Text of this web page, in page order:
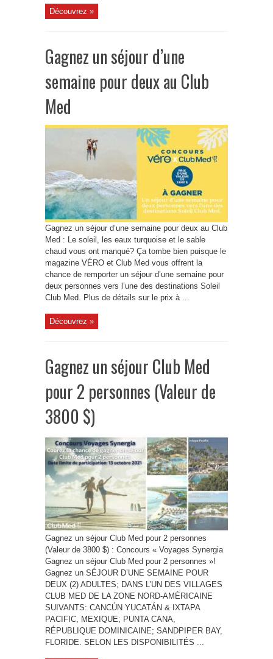
Découvrez »
Gagnez un séjour d’une
semaine pour deux au Club
Med
Gagnez un séjour d’une semaine pour deux au Club
Med : Le soleil, les eaux turquoise et le sable
chaud vous ont manqué? Ça tombe bien puisque le
magazine VÉRO et Club Med vous offrent la
chance de remporter un séjour d’une semaine pour
deux personnes vers l’une des destinations Soleil
Club Med. Plus de détails sur le prix à ...
Découvrez »
Gagnez un séjour Club Med
pour 2 personnes (Valeur de
3800 $)
Gagnez un séjour Club Med pour 2 personnes
(Valeur de 3800 $) : Concours « Voyages Synergia
Gagnez un séjour Club Med pour 2 personnes »!
Gagnez un SÉJOUR D’UNE SEMAINE POUR
DEUX (2) ADULTES; DANS L’UN DES VILLAGES
CLUB MED DE LA ZONE NORD-AMÉRICAINE
SUIVANTS: CANCÚN YUCATÁN & IXTAPA
PACIFIC, MEXIQUE; PUNTA CANA,
RÉPUBLIQUE DOMINICAINE; SANDPIPER BAY,
FLORIDE. SELON LES DISPONIBILITÉS ...